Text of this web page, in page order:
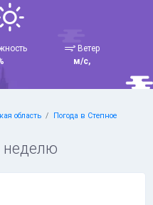
Ветер
м/с,
область
Погода в Степное
неделю